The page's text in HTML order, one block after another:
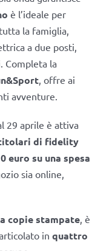
è l’ideale per
la famiglia,
a due posti,
Completa la
, offre ai
avventure.
29 aprile è attiva
di fidelity
euro su una spesa
sia online,
copie stampate, è
in quattro